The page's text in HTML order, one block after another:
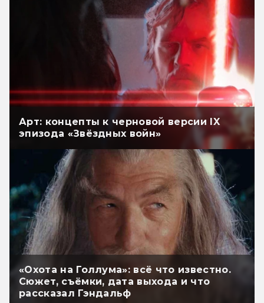
Арт: концепты к черновой версии IX
эпизода «Звёздных войн»
«Охота на Голлума»: всё что известно.
Сюжет, съёмки, дата выхода и что
рассказал Гэндальф